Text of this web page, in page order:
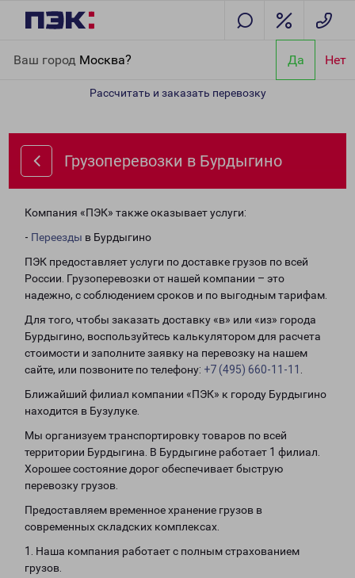
Ваш город Москва? Да Нет
Рассчитать и заказать перевозку
Грузоперевозки в Бурдыгино
Компания «ПЭК» также оказывает услуги:
- Переезды в Бурдыгино
ПЭК предоставляет услуги по доставке грузов по всей
России. Грузоперевозки от нашей компании – это
надежно, с соблюдением сроков и по выгодным тарифам.
Для того, чтобы заказать доставку «в» или «из» города
Бурдыгино, воспользуйтесь калькулятором для расчета
стоимости и заполните заявку на перевозку на нашем
сайте, или позвоните по телефону: +7 (495) 660-11-11
Ближайший филиал компании «ПЭК» к городу Бурдыгино
находится в Бузулуке.
Мы организуем транспортировку товаров по всей
территории Бурдыгина. В Бурдыгине работает 1 филиал.
Хорошее состояние дорог обеспечивает быструю
перевозку грузов.
Предоставляем временное хранение грузов в
современных складских комплексах.
1. Наша компания работает с полным страхованием
грузов.